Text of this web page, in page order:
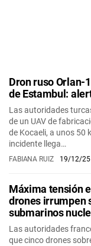
Dron ruso Orlan-
de Estambul:
Las autoridades
de un UAV de
de Kocaeli, a unos 50
incidente llega…
FABIANA RUIZ 19/12/25
Máxima tensión
drones irrumpen
submarinos
Las autoridades
que cinco drones